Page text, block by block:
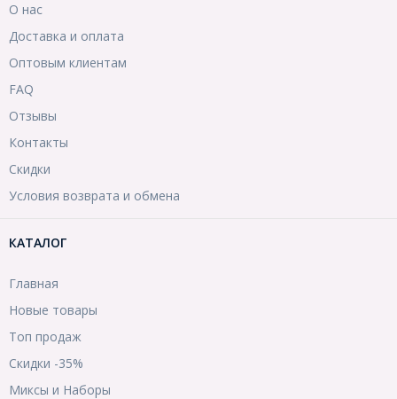
О нас
Доставка и оплата
Оптовым клиентам
FAQ
Отзывы
Контакты
Скидки
Условия возврата и обмена
КАТАЛОГ
Главная
Новые товары
Топ продаж
Скидки -35%
Миксы и Наборы